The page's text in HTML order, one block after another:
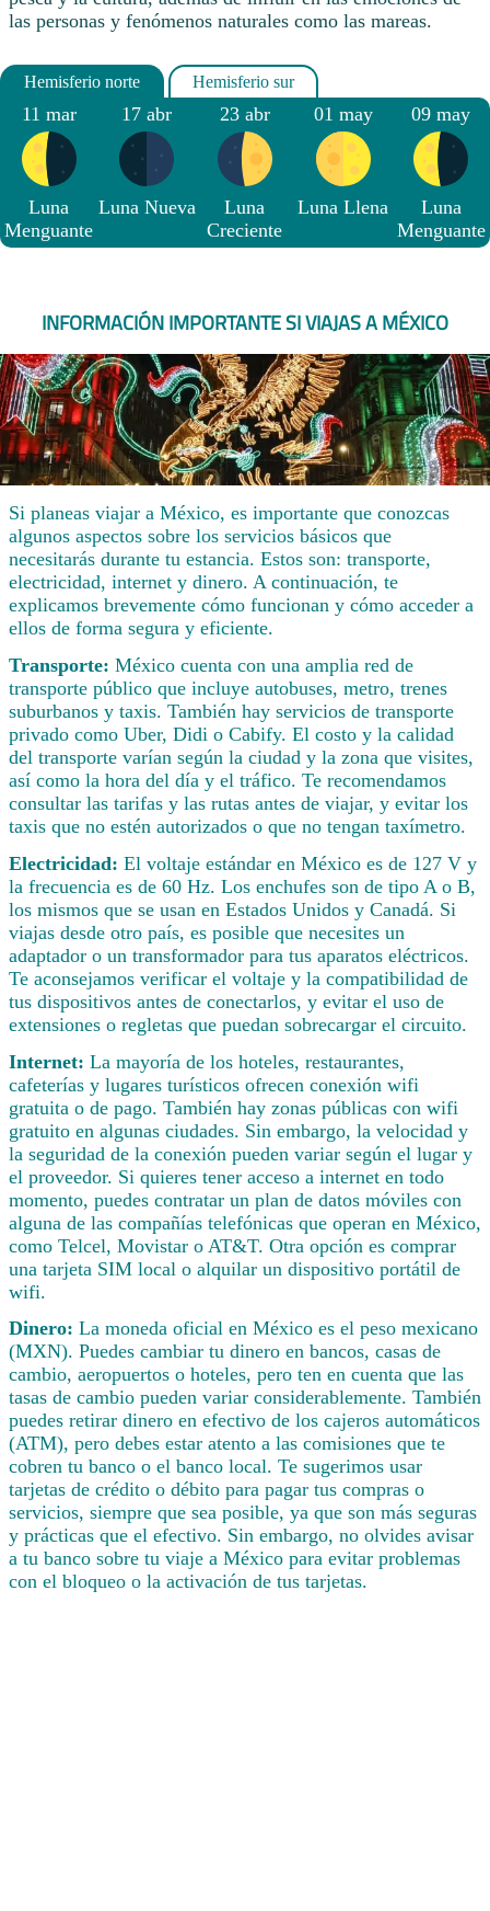
las personas y fenómenos naturales como las mareas.
11 mar
Luna
Menguante
17 abr
Luna Nueva
23 abr
Luna
Creciente
01 may
Luna Llena
09 may
Luna
Menguante
INFORMACIÓN IMPORTANTE SI VIAJAS A MÉXICO
Si planeas viajar a México, es importante que conozcas
algunos aspectos sobre los servicios básicos que
necesitarás durante tu estancia. Estos son: transporte,
electricidad, internet y dinero. A continuación, te
explicamos brevemente cómo funcionan y cómo acceder a
ellos de forma segura y eficiente.
Transporte: México cuenta con una amplia red de
transporte público que incluye autobuses, metro, trenes
suburbanos y taxis. También hay servicios de transporte
privado como Uber, Didi o Cabify. El costo y la calidad
del transporte varían según la ciudad y la zona que visites,
así como la hora del día y el tráfico. Te recomendamos
consultar las tarifas y las rutas antes de viajar, y evitar los
taxis que no estén autorizados o que no tengan taxímetro.
Electricidad: El voltaje estándar en México es de 127 V y
la frecuencia es de 60 Hz. Los enchufes son de tipo A o B,
los mismos que se usan en Estados Unidos y Canadá. Si
viajas desde otro país, es posible que necesites un
adaptador o un transformador para tus aparatos eléctricos.
Te aconsejamos verificar el voltaje y la compatibilidad de
tus dispositivos antes de conectarlos, y evitar el uso de
extensiones o regletas que puedan sobrecargar el circuito.
Internet: La mayoría de los hoteles, restaurantes,
cafeterías y lugares turísticos ofrecen conexión wifi
gratuita o de pago. También hay zonas públicas con wifi
gratuito en algunas ciudades. Sin embargo, la velocidad y
la seguridad de la conexión pueden variar según el lugar y
el proveedor. Si quieres tener acceso a internet en todo
momento, puedes contratar un plan de datos móviles con
alguna de las compañías telefónicas que operan en México,
como Telcel, Movistar o AT&T. Otra opción es comprar
una tarjeta SIM local o alquilar un dispositivo portátil de
wifi.
Dinero: La moneda oficial en México es el peso mexicano
(MXN). Puedes cambiar tu dinero en bancos, casas de
cambio, aeropuertos o hoteles, pero ten en cuenta que las
tasas de cambio pueden variar considerablemente. También
puedes retirar dinero en efectivo de los cajeros automáticos
(ATM), pero debes estar atento a las comisiones que te
cobren tu banco o el banco local. Te sugerimos usar
tarjetas de crédito o débito para pagar tus compras o
servicios, siempre que sea posible, ya que son más seguras
y prácticas que el efectivo. Sin embargo, no olvides avisar
a tu banco sobre tu viaje a México para evitar problemas
con el bloqueo o la activación de tus tarjetas.